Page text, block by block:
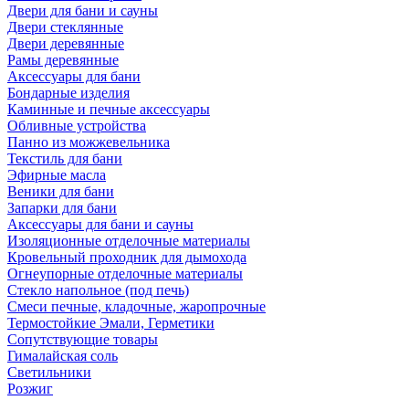
Двери для бани и сауны
Двери стеклянные
Двери деревянные
Рамы деревянные
Аксессуары для бани
Бондарные изделия
Каминные и печные аксессуары
Обливные устройства
Панно из можжевельника
Текстиль для бани
Эфирные масла
Веники для бани
Запарки для бани
Аксессуары для бани и сауны
Изоляционные отделочные материалы
Кровельный проходник для дымохода
Огнеупорные отделочные материалы
Стекло напольное (под печь)
Смеси печные, кладочные, жаропрочные
Термостойкие Эмали, Герметики
Сопутствующие товары
Гималайская соль
Светильники
Розжиг